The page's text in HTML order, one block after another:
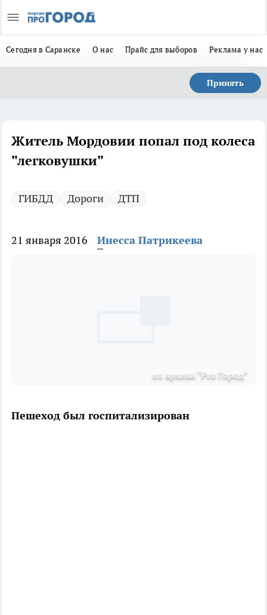
Сегодня в Саранске О нас Прайс для выборов Реклама у нас
Принять
Житель Мордовии попал под колеса
"легковушки"
ГИБДД Дороги ДТП
21 января 2016 Инесса Патрикеева
из архива "Pro Город"
Пешеход был госпитализирован